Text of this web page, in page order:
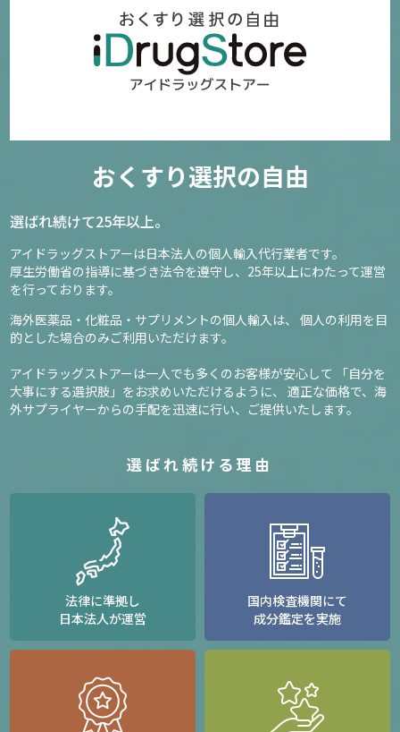
おくすり選択の自由
選ばれ続けて25年以上。
アイドラッグストアーは日本法人の個人輸入代行業者です。
厚生労働省の指導に基づき法令を遵守し、 25年以上にわたって運営
を行っております。
海外医薬品・化粧品・サプリメントの個人輸入は、
個人の利用を目
的とした場合のみご利用いただけます。
アイドラッグストアーは一人でも多くのお客様が安心して
「自分を
大事にする選択肢」をお求めいただけるように、
適正な価格で、海
外サプライヤーからの手配を迅速に行い、ご提供いたします。
選ばれ続ける理由
法律に準拠し
日本法人が運営
国内検査機関にて
成分鑑定を実施